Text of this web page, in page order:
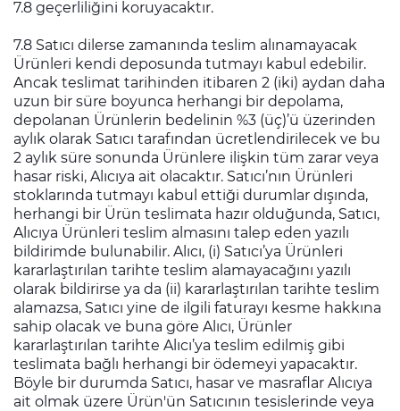
7.8 geçerliliğini koruyacaktır.
7.8 Satıcı dilerse zamanında teslim alınamayacak
Ürünleri kendi deposunda tutmayı kabul edebilir.
Ancak teslimat tarihinden itibaren 2 (iki) aydan daha
uzun bir süre boyunca herhangi bir depolama,
depolanan Ürünlerin bedelinin %3 (üç)’ü üzerinden
aylık olarak Satıcı tarafından ücretlendirilecek ve bu
2 aylık süre sonunda Ürünlere ilişkin tüm zarar veya
hasar riski, Alıcıya ait olacaktır. Satıcı’nın Ürünleri
stoklarında tutmayı kabul ettiği durumlar dışında,
herhangi bir Ürün teslimata hazır olduğunda, Satıcı,
Alıcıya Ürünleri teslim almasını talep eden yazılı
bildirimde bulunabilir. Alıcı, (i) Satıcı’ya Ürünleri
kararlaştırılan tarihte teslim alamayacağını yazılı
olarak bildirirse ya da (ii) kararlaştırılan tarihte teslim
alamazsa, Satıcı yine de ilgili faturayı kesme hakkına
sahip olacak ve buna göre Alıcı, Ürünler
kararlaştırılan tarihte Alıcı’ya teslim edilmiş gibi
teslimata bağlı herhangi bir ödemeyi yapacaktır.
Böyle bir durumda Satıcı, hasar ve masraflar Alıcıya
ait olmak üzere Ürün'ün Satıcının tesislerinde veya